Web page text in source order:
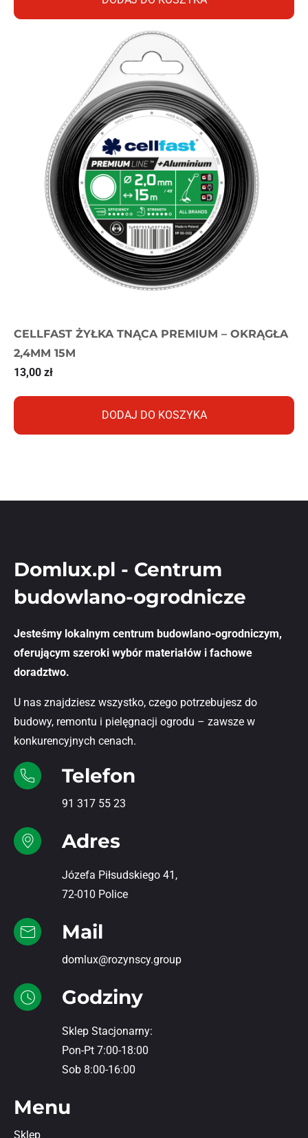
CELLFAST ŻYŁKA TNĄCA PREMIUM – OKRĄGŁA
2,4MM 15M
13,00 zł
DODAJ DO KOSZYKA
Domlux.pl - Centrum
budowlano-ogrodnicze
Jesteśmy lokalnym centrum budowlano-ogrodniczym,
oferującym szeroki wybór materiałów i fachowe
doradztwo.
U nas znajdziesz wszystko, czego potrzebujesz do
budowy, remontu i pielęgnacji ogrodu – zawsze w
konkurencyjnych cenach.
Telefon
91 317 55 23
Adres
Józefa Piłsudskiego 41,
72-010 Police
Mail
domlux@rozynscy.group
Godziny
Sklep Stacjonarny:
Pon-Pt 7:00-18:00
Sob 8:00-16:00
Menu
Sklep